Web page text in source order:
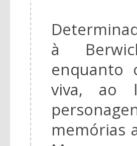
à
enquanto
viva, ao
memórias